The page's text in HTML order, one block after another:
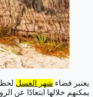
يعتبر قضاء شهر العسل
يمكنهم خلالها ابتعادًا عن